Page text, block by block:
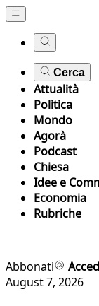
Cerca
Attualità
Politica
Mondo
Agorà
Podcast
Chiesa
Idee e
Economia
Rubriche
Abbonati
August 7, 2026